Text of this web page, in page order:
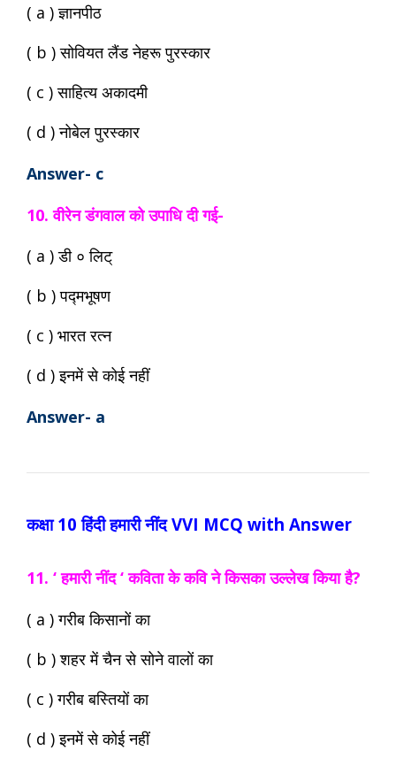
( a ) ज्ञानपीठ
( b ) सोवियत लैंड नेहरू पुरस्कार
( c ) साहित्य अकादमी
( d ) नोबेल पुरस्कार
Answer- c
10. वीरेन डंगवाल को उपाधि दी गई-
( a ) डी ० लिट्
( b ) पद्मभूषण
( c ) भारत रत्न
( d ) इनमें से कोई नहीं
Answer- a
कक्षा 10 हिंदी हमारी नींद VVI MCQ with Answer
11. ‘ हमारी नींद ‘ कविता के कवि ने किसका उल्लेख किया है?
( a ) गरीब किसानों का
( b ) शहर में चैन से सोने वालों का
( c ) गरीब बस्तियों का
( d ) इनमें से कोई नहीं